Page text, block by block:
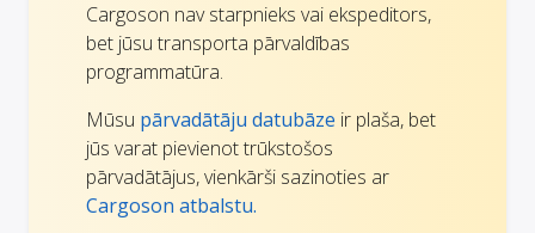
Cargoson nav starpnieks vai ekspeditors,
bet jūsu transporta pārvaldības
programmatūra.
Mūsu pārvadātāju datubāze ir plaša, bet
jūs varat pievienot trūkstošos
pārvadātājus, vienkārši sazinoties ar
Cargoson atbalstu.